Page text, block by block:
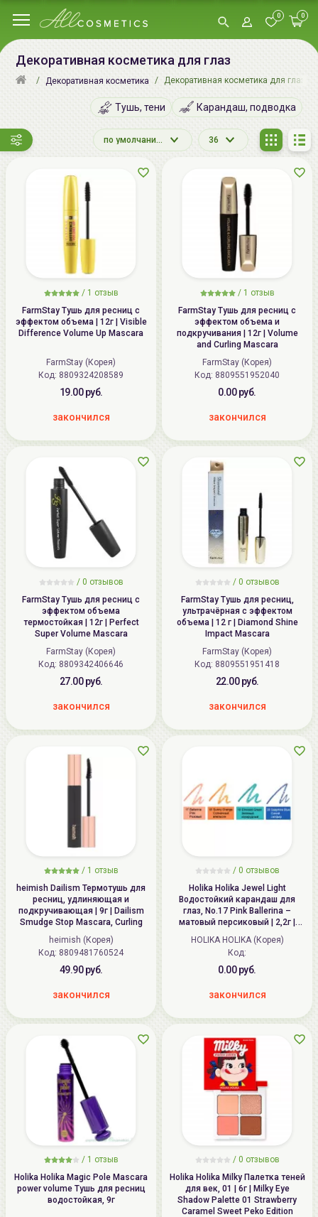
0 0
Декоративная косметика для глаз
Декоративная косметика Декоративная косметика для глаз
Тушь, тени Карандаш, подводка
по умолчанию 36
/ 1 отзыв
FarmStay Тушь для ресниц с
эффектом объема | 12г | Visible
Difference Volume Up Mascara
FarmStay (Корея)
Код: 8809324208589
19.00 руб.
закончился
/ 1 отзыв
FarmStay Тушь для ресниц с
эффектом объема и
подкручивания | 12г | Volume
and Curling Mascara
FarmStay (Корея)
Код: 8809551952040
0.00 руб.
закончился
/ 0 отзывов
FarmStay Тушь для ресниц с
эффектом объема
термостойкая | 12г | Perfect
Super Volume Mascara
FarmStay (Корея)
Код: 8809342406646
27.00 руб.
закончился
/ 0 отзывов
FarmStay Тушь для ресниц,
ультрачёрная с эффектом
объема | 12 г | Diamond Shine
Impact Mascara
FarmStay (Корея)
Код: 8809551951418
22.00 руб.
закончился
/ 1 отзыв
heimish Dailism Термотушь для
ресниц, удлиняющая и
подкручивающая | 9г | Dailism
Smudge Stop Mascara, Curling
heimish (Корея)
Код: 8809481760524
49.90 руб.
закончился
/ 0 отзывов
Holika Holika Jewel Light
Водостойкий карандаш для
глаз, No.17 Pink Ballerina –
матовый персиковый | 2,2г |
Waterproof Eyeliner Spring Limited
HOLIKA HOLIKA (Корея)
Код:
0.00 руб.
закончился
/ 1 отзыв
Holika Holika Magic Pole Mascara
power volume Тушь для ресниц
водостойкая, 9г
/ 0 отзывов
Holika Holika Milky Палетка теней
для век, 01 | 6г | Milky Eye
Shadow Palette 01 Strawberry
Caramel Sweet Peko Edition